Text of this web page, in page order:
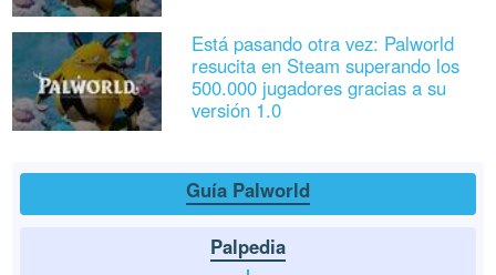
Está pasando otra vez: Palworld
resucita en Steam superando los
500.000 jugadores gracias a su
versión 1.0
Guía Palworld
Palpedia